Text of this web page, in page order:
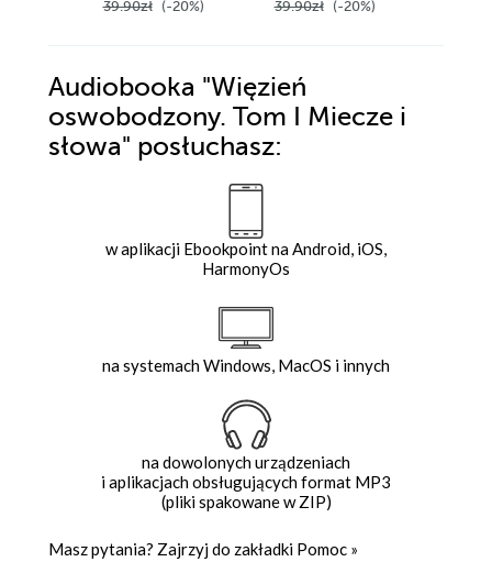
39.90zł (-20%) 39.90zł (-20%)
Audiobooka "Więzień
oswobodzony. Tom I Miecze i
słowa" posłuchasz:
w aplikacji Ebookpoint na Android, iOS,
HarmonyOs
na systemach Windows, MacOS i innych
na dowolonych urządzeniach
i aplikacjach obsługujących format MP3
(pliki spakowane w ZIP)
Masz pytania? Zajrzyj do zakładki Pomoc »